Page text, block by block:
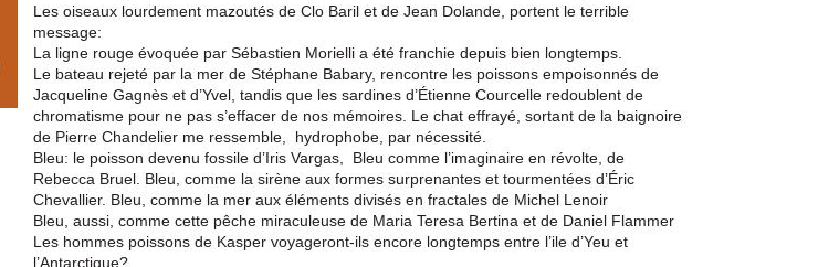
Les oiseaux lourdement mazoutés de Clo Baril et de Jean Dolande, portent le terrible
message:
La ligne rouge évoquée par Sébastien Morielli a été franchie depuis bien longtemps.
Le bateau rejeté par la mer de Stéphane Babary, rencontre les poissons empoisonnés de
Jacqueline Gagnès et d’Yvel, tandis que les sardines d’Étienne Courcelle redoublent de
chromatisme pour ne pas s’effacer de nos mémoires. Le chat effrayé, sortant de la baignoire
de Pierre Chandelier me ressemble, hydrophobe, par nécessité.
Bleu: le poisson devenu fossile d’Iris Vargas, Bleu comme l’imaginaire en révolte, de
Rebecca Bruel. Bleu, comme la sirène aux formes surprenantes et tourmentées d’Éric
Chevallier. Bleu, comme la mer aux éléments divisés en fractales de Michel Lenoir
Bleu, aussi, comme cette pêche miraculeuse de Maria Teresa Bertina et de Daniel Flammer
Les hommes poissons de Kasper voyageront-ils encore longtemps entre l’ile d’Yeu et
l’Antarctique?